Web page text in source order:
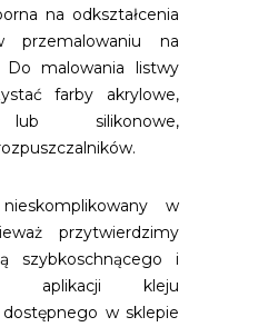
na odkształcenia
przemalowaniu na
Do malowania listwy
farby akrylowe,
silikonowe,
w
przytwierdzimy
szybkoschnącego i
aplikacji kleju
w sklepie